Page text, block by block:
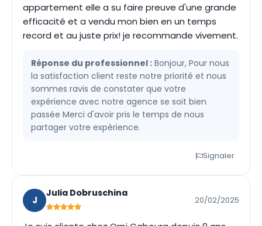
appartement elle a su faire preuve d'une grande
efficacité et a vendu mon bien en un temps
record et au juste prix! je recommande vivement.
Réponse du professionnel : Bonjour, Pour nous
la satisfaction client reste notre priorité et nous
sommes ravis de constater que votre
expérience avec notre agence se soit bien
passée Merci d'avoir pris le temps de nous
partager votre expérience.
Signaler
J
Julia Dobruschina
20/02/2025